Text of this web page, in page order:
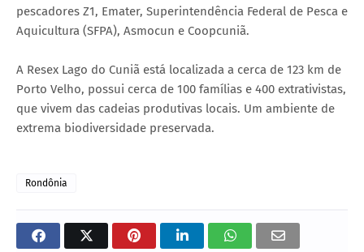
pescadores Z1, Emater, Superintendência Federal de Pesca e
Aquicultura (SFPA), Asmocun e Coopcuniã.
A Resex Lago do Cuniã está localizada a cerca de 123 km de
Porto Velho, possui cerca de 100 famílias e 400 extrativistas,
que vivem das cadeias produtivas locais. Um ambiente de
extrema biodiversidade preservada.
Rondônia